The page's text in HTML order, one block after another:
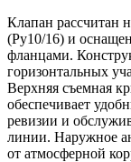
Клапан рассчитан
(Ру10/16) и
фланцами.
горизонтальных
Верхняя съемная
обеспечивает
ревизии и
линии. Наружное
от атмосферной